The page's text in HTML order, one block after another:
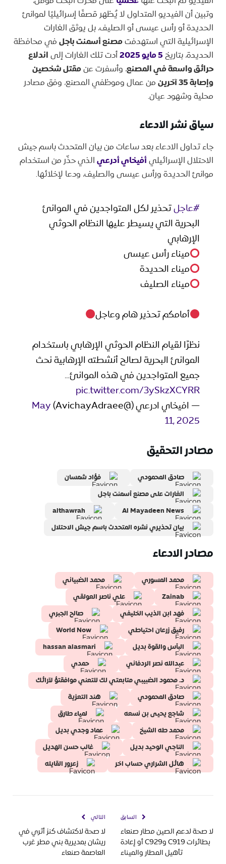
وتبين أن الفيديو المتداول لا يُظهر قصفًا إسرائيليًا لموانئ
الحديدة أو رأس عيسى أو الصليف، بل يوثق الغارات
الإسرائيلية التي استهدفتمصنع أسمنت باجلفي محافظة
الحديدة، بتاريخ5 مايو 2025 أدت تلك الغارات إلىاندلاع
حرائق واسعة في المصنع، وأسفرت عنمقتل شخصين
وإصابة 35 آخرين
من عمال وموظفي المصنع، وفق مصادر
محلية وشهود عيان.
سياق نشر الادعاء
جاء تداول الادعاء بعد ساعات من بيان المتحدث باسم جيش
الاحتلال الإسرائيليأفيخاي أدرعيالذي حذّر من استخدام
موانئ الحديدة ورأس عيسى والصليف، ودعا لإخلائها.
#عاجلتحذير لكل المتواجدين في الموانئ
البحرية التي يسيطر عليها النظام الحوثي
الإرهابي
ميناء رأس عيسى
ميناء الحديدة
ميناء الصليف
أمامكم تحذير هام وعاجل
نظرًا لقيام النظام الحوثي الإرهابي باستخدام
الموانئ البحرية لصالح أنشطته الإرهابية نحث
جميع المتواجدين في هذه الموانئ…
pic.twitter.com/3ySkzXCYRR
— افيخاي ادرعي (@AvichayAdraee)
May
11, 2025
مصادر التحقيق
صادق المحمودي
فؤاد شمسان
الغارات على مصنع أسمنت باجل
Al Mayadeen News
althawrah
بيان تحذيري نشره المتحدث باسم جيش الاحتلال
مصادر الادعاء
محمد المسوري
محمد الضبياني
Zainab
علي ناصر العولقي
فهد ابن الذيب الخليفي
صالح الجبري
رفيق زرعان احتياطي
World Now
البأس والقوة بديل
hassan alasmari
عبدالله نصر الردفاني
حمدي
د. محمود الضبيبي متابعتي لك للتعني موافقتؤ لآرائك
صادق المحمودي
هند التعزية
شاجع يحيى بن نسعه
لمياء طارق
محمد طه الشيخ
عماد وجدي بديل
الناجي الوحيد بديل
غالب حسن الهديل
هائل الشراري حساب اخر
زعرور القايله
السابق
لا صحة لدعم الصين مطار صنعاء
بطائرات C919 وC929 أو إعادة
تأهيل المطار والميناء
التالي
لا صحة لاكتشاف كنز أثري في
ريشان بمديرية بني مطر غرب
العاصمة صنعاء